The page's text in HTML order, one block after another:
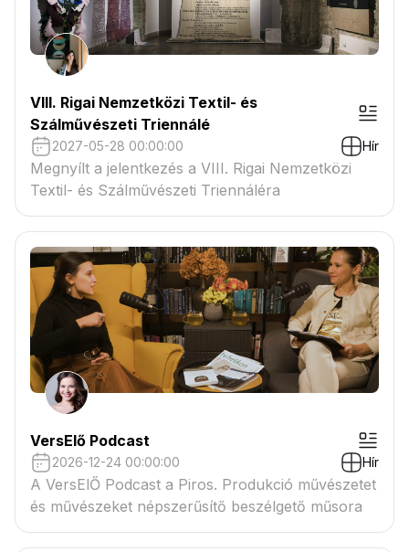
VIII. Rigai Nemzetközi Textil- és
Szálművészeti Triennálé
2027-05-28 00:00:00 Hír
Megnyílt a jelentkezés a VIII. Rigai Nemzetközi
Textil- és Szálművészeti Triennáléra
VersElő Podcast
2026-12-24 00:00:00 Hír
A VersElŐ Podcast a Piros. Produkció művészetet
és művészeket népszerűsítő beszélgető műsora